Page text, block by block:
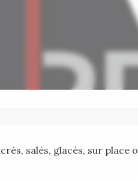
salés, glacés, sur place